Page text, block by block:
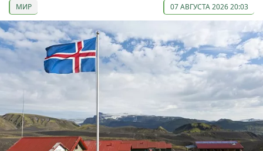
МИР 07 АВГУСТА 2026 20:03